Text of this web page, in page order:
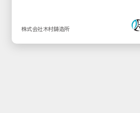
株式会社木村鋳造所